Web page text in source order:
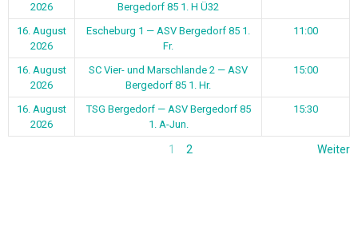
2026
Bergedorf 85 1. H Ü32
16. August
2026
Escheburg 1 — ASV Bergedorf 85 1.
Fr.
11:00
16. August
2026
SC Vier- und Marschlande 2 — ASV
Bergedorf 85 1. Hr.
15:00
16. August
2026
TSG Bergedorf — ASV Bergedorf 85
1. A-Jun.
15:30
1 2 Weiter